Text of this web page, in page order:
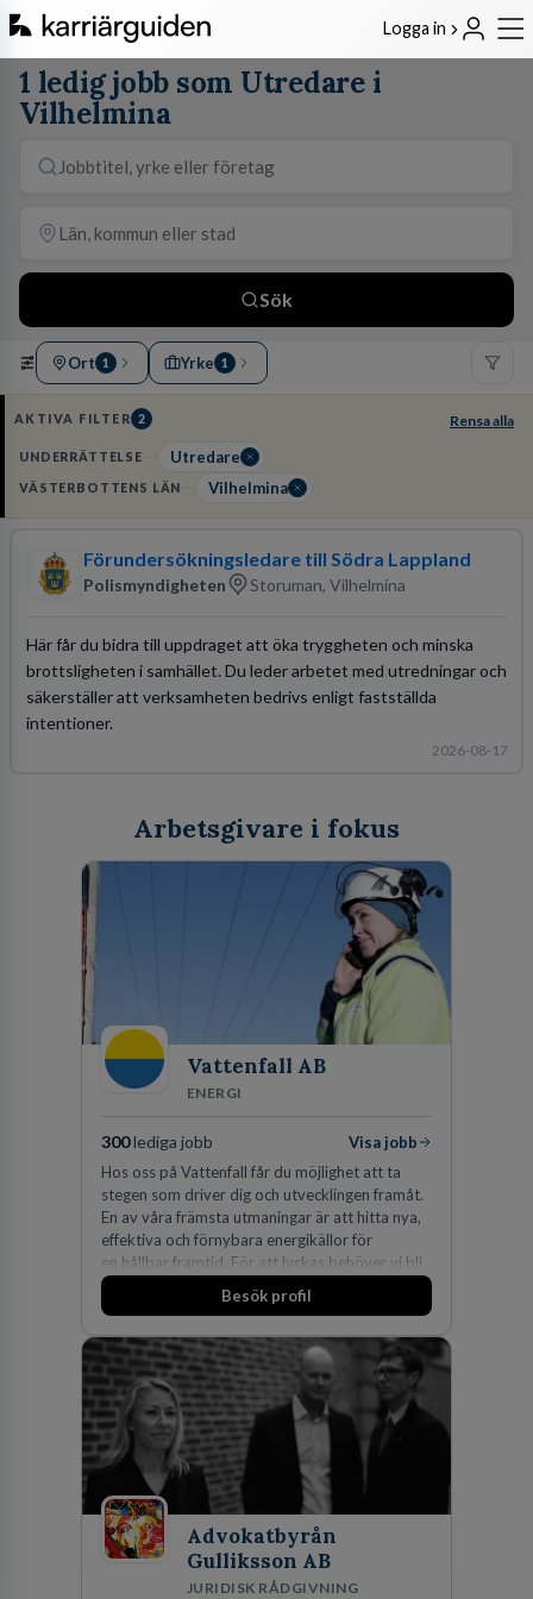
Logga in
1 ledig jobb som Utredare i
Vilhelmina
Sök
Ort 1 Yrke 1
AKTIVA FILTER 2 Rensa alla
UNDERRÄTTELSE Utredare
VÄSTERBOTTENS LÄN Vilhelmina
Förundersökningsledare till Södra Lappland
Polismyndigheten Storuman, Vilhelmina
Här får du bidra till uppdraget att öka tryggheten och minska
brottsligheten i samhället. Du leder arbetet med utredningar och
säkerställer att verksamheten bedrivs enligt fastställda
intentioner.
2026-08-17
Arbetsgivare i fokus
Vattenfall AB
ENERGI
300lediga jobb
Visa jobb
Hos oss på Vattenfall får du möjlighet att ta
stegen som driver dig och utvecklingen framåt.
En av våra främsta utmaningar är att hitta nya,
effektiva och förnybara energikällor för
en hållbar framtid. För att lyckas behöver vi bli
fler medarbetare som vill göra skillnad.
Besök profil
Advokatbyrån
Gulliksson AB
JURIDISK RÅDGIVNING